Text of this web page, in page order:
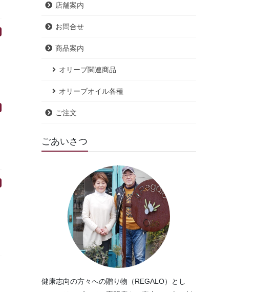
店舗案内
お問合せ
商品案内
オリーブ関連商品
オリーブオイル各種
ご注文
ごあいさつ
健康志向の方々への贈り物（REGALO）とし